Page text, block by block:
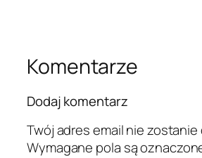
Komentarze
Dodaj komentarz
Twój adres email nie
Wymagane pola są